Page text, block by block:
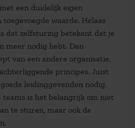
een duidelijk eigen
waarde. Helaas
dat zelfsturing betekent dat je
meer nodig hebt. Dan
van een andere organisatie,
principes. Juist
leidinggevenden nodig.
teams is het belangrijk om niet
te sturen, maar ook de